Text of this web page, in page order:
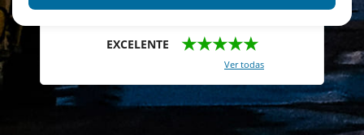
EXCELENTE ★★★★★
Ver todas